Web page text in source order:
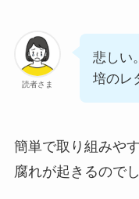
読者さま
悲しい
培のレ
簡単で取り組みや
腐れが起きるので